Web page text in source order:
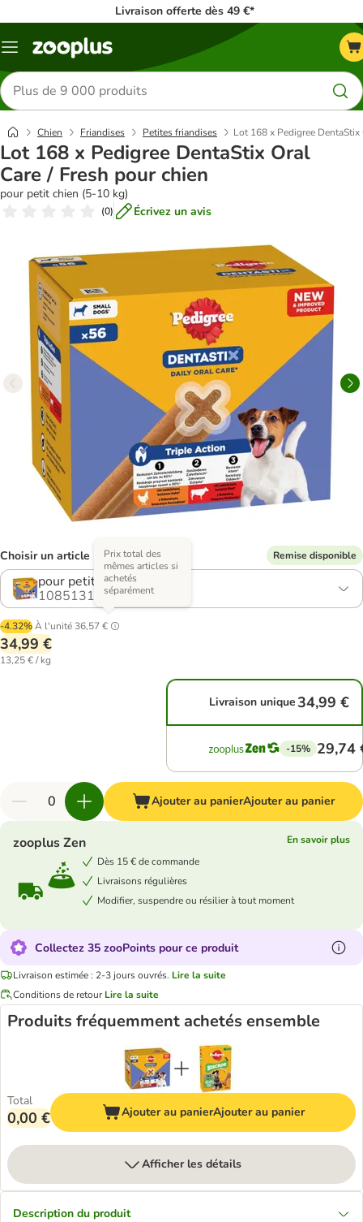
Livraison offerte dès 49 €*
Menu
Rechercher
des
produits
Chien Friandises Petites friandises Lot 168 x Pedigree
Lot 168 x Pedigree DentaStix Oral
Care / Fresh pour chien
pour petit chien (5-10 kg)
(0) Écrivez un avis
Choisir un article (7 variantes) Remise disponible
pour petit chien (5-10 kg)
1085131.0
-4.32%À l'unité 36,57 €
Prix total des
mêmes articles si
achetés
séparément
34,99 €
13,25 € / kg
Livraison unique34,99 €
-15% 29,74
Ajouter au panierAjouter au panier
zooplus Zen
En savoir plus
Dès 15 € de commande
Livraisons régulières
Modifier, suspendre ou résilier à tout moment
Collectez 35 zooPoints pour ce produit
Livraison estimée : 2-3 jours ouvrés. Lire la suite
Conditions de retour Lire la suite
Produits fréquemment achetés ensemble
Total
0,00 € Ajouter au panierAjouter au panier
Afficher les détails
Description du produit